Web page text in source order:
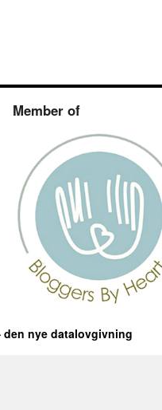
Member of
den nye datalovgivning